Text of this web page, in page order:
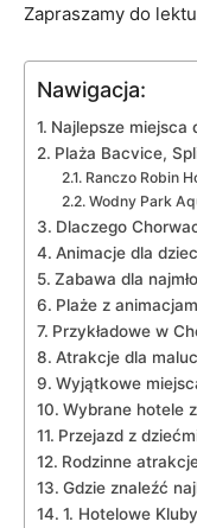
Zapraszamy do
Nawigacja:
Najlepsze miejsca
Plaża Bacvice,​
Ranczo‍ Robin
Wodny Park
Dlaczego
Animacje dla
Zabawa dla
Plaże z‌
Przykładowe w⁤
Atrakcje dla⁢
Wyjątkowe
Wybrane ​hotele
Przejazd z
Rodzinne
Gdzie znaleźć
1. Hotelowe